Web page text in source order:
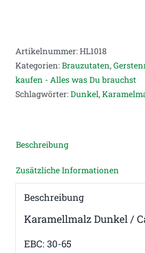
Artikelnummer:HL1018
Kategorien:Brauzutaten,
kaufen - Alles was Du brauchst
Schlagwörter:Dunkel,
Beschreibung
Zusätzliche Informationen
Beschreibung
Karamellmalz Dunkel /
EBC: 30-65